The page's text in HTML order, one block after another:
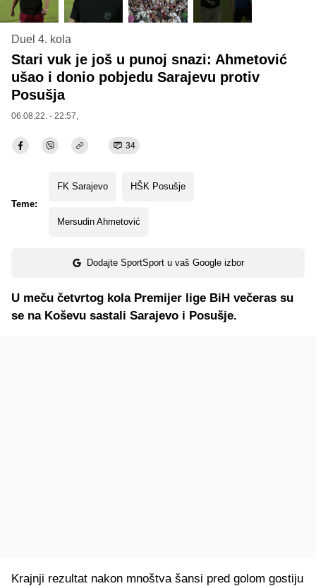
Duel 4. kola
Stari vuk je još u punoj snazi: Ahmetović
ušao i donio pobjedu Sarajevu protiv
Posušja
06.08.22. - 22:57,
34
Teme:
FK Sarajevo HŠK Posušje
Mersudin Ahmetović
Dodajte SportSport u vaš Google izbor
U meču četvrtog kola Premijer lige BiH večeras su
se na Koševu sastali Sarajevo i Posušje.
Krajnji rezultat nakon mnoštva šansi pred golom gostiju